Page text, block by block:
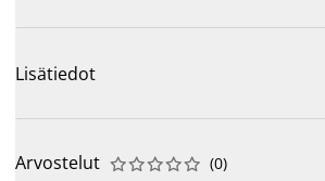
Lisätiedot
Arvostelut 




 (0)